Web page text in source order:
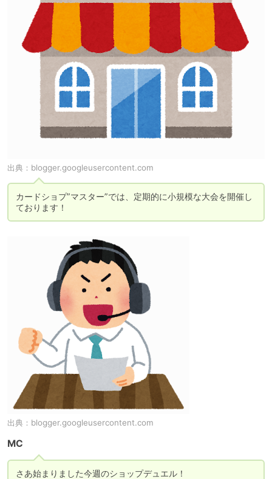
出典： blogger.googleusercontent.com
カードショプ”マスター”では、定期的に小規模な大会を開催し
ております！
出典： blogger.googleusercontent.com
MC
さあ始まりました今週のショップデュエル！